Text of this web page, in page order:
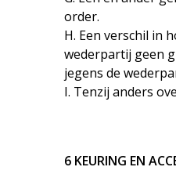
order.
H. Een verschil in
wederpartij geen
jegens de
I. Tenzij anders
6 KEURING EN